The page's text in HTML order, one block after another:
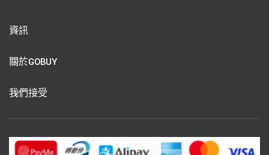
資訊
關於GOBUY
我們接受